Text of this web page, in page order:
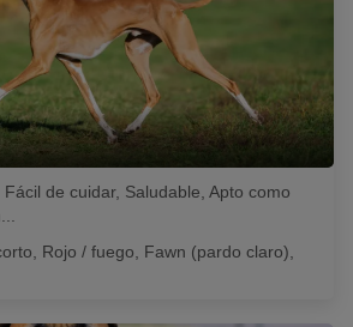
de cuidar, Saludable, Apto como
Rojo / fuego, Fawn (pardo claro),